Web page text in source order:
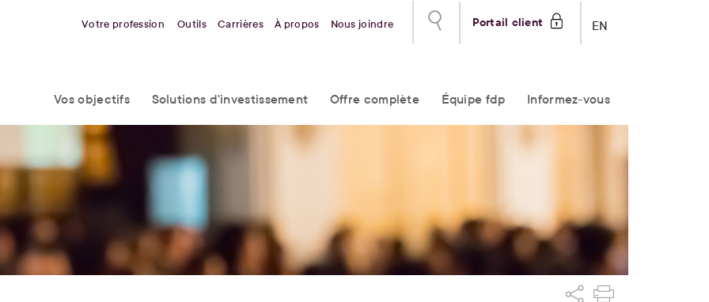
EN
Portail client
Votre profession Outils Carrières À propos Nous joindre
Vos objectifs Solutions d’investissement Offre complète Équipe fdp Informez-vous